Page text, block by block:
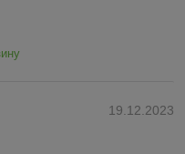
19.12.2023